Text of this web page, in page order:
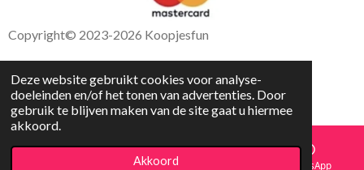
Deze website gebruikt cookies voor analyse-
doeleinden en/of het tonen van advertenties. Door
gebruik te blijven maken van de site gaat u hiermee
akkoord.
Akkoord
Copyright© 2023-2026 Koopjesfun
Facebook WhatsApp